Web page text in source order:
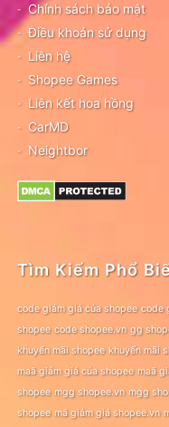
Chính sách bảo mật
Điều khoản sử dụng
Liên hệ
Shopee Games
Liên kết hoa hồng
CarMD
Neightbor
Tìm Kiếm Phổ
code giảm giá của shopee code
shopee code shopee.vn gg
khuyến mãi shopee khuyến mãi
maã giảm giá của shopee maã
shopee mgg shopee.vn mgg
shopee mã giảm giá shopee.vn